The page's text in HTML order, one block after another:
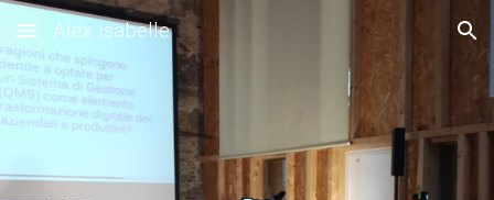
Skip to main content Skip to navigation
Alex Isabelle